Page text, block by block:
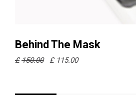
Ajouter au panier
Behind The Mask
£ 150.00 £ 115.00